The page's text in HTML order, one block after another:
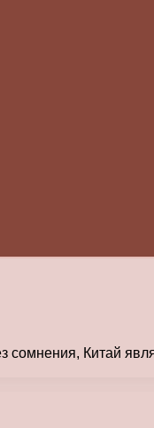
сомнения, Китай